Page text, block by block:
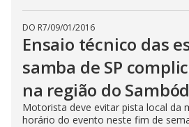
DO R7/09/01/2016
Ensaio técnico das
samba de SP
na região do
Motorista deve evitar pista local da
horário do evento neste fim de